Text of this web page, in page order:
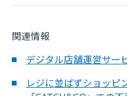
関連情報
デジタル店舗運営サー
レジに並ばずショッピ